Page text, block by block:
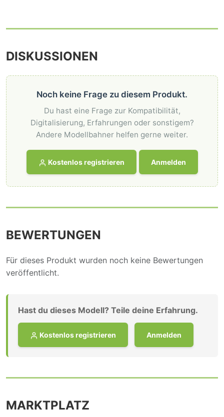
DISKUSSIONEN
Noch keine Frage zu diesem Produkt.
Du hast eine Frage zur Kompatibilität,
Digitalisierung, Erfahrungen oder sonstigem?
Andere Modellbahner helfen gerne weiter.
Kostenlos registrieren Anmelden
BEWERTUNGEN
Für dieses Produkt wurden noch keine Bewertungen
veröffentlicht.
Hast du dieses Modell? Teile deine Erfahrung.
Kostenlos registrieren Anmelden
MARKTPLATZ